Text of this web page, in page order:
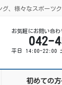
、様々なスポーツ
お気軽にお問い合わ
042-
平日 14:00-22:00
初めての方